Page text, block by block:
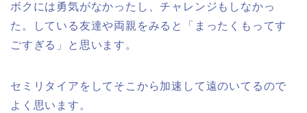
ボクには勇気がなかったし、チャレンジもしなかっ
た。している友達や両親をみると「まったくもってす
ごすぎる」と思います。
セミリタイアをしてそこから加速して遠のいてるので
よく思います。